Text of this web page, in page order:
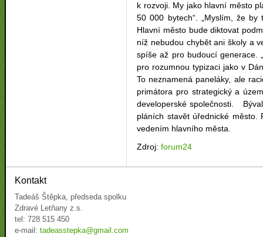
k rozvoji. My jako hlavní město
50 000 bytech“. „Myslím, že
Hlavní město bude diktovat
níž nebudou chybět ani školy a
spíše až pro budoucí generace.
pro rozumnou typizaci jako v
To neznamená paneláky, ale
primátora pro strategický a
developerské společnosti.
pláních stavět úřednické
vedením hlavního města.
Zdroj:forum24
Kontakt
Tadeáš Štěpka, předseda spolku
Zdravé Letňany z.s.
tel: 728 515 450
e-mail: tadeasstepka@gmail.com